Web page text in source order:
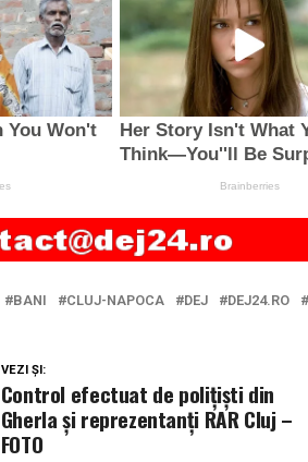
BANI CLUJ-NAPOCA DEJ DEJ24.RO
VEZI ȘI:
Control efectuat de polițiști din
Gherla și reprezentanți RAR Cluj –
FOTO